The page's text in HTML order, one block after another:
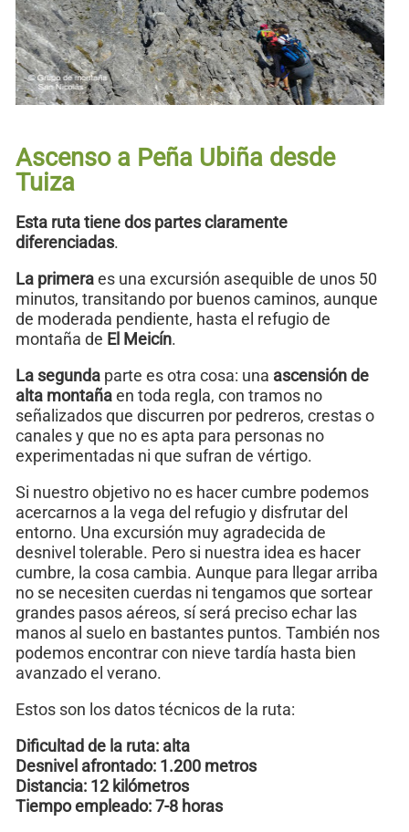
Ascenso a Peña Ubiña desde
Tuiza
Esta ruta tiene dos partes claramente
diferenciadas.
La primeraes una excursión asequible de unos 50
minutos, transitando por buenos caminos, aunque
de moderada pendiente, hasta el refugio de
montaña de El Meicín.
La segunda parte es otra cosa: una ascensión de
alta montañaen toda regla, con tramos no
señalizados que discurren por pedreros, crestas o
canales y que no es apta para personas no
experimentadas ni que sufran de vértigo.
Si nuestro objetivo no es hacer cumbre podemos
acercarnos a la vega del refugio y disfrutar del
entorno. Una excursión muy agradecida de
desnivel tolerable. Pero si nuestra idea es hacer
cumbre, la cosa cambia. Aunque para llegar arriba
no se necesiten cuerdas ni tengamos que sortear
grandes pasos aéreos, sí será preciso echar las
manos al suelo en bastantes puntos. También nos
podemos encontrar con nieve tardía hasta bien
avanzado el verano.
Estos son los datos técnicos de la ruta:
Dificultad de la ruta: alta
Desnivel afrontado: 1.200 metros
Distancia: 12 kilómetros
Tiempo empleado: 7-8 horas